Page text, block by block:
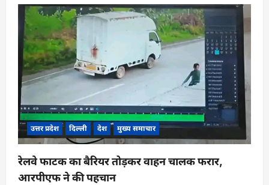
उत्तर प्रदेश दिल्ली देश मुख्य समाचार
रेलवे फाटक का बैरियर तोड़कर वाहन चालक फरार,
आरपीएफ ने की पहचान